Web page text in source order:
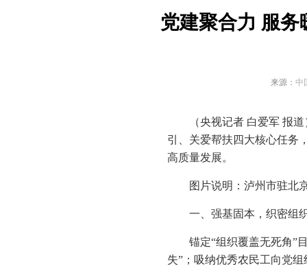
党建聚合力 服
来源： 中
（央视记者 白爱军 报
引、关爱帮扶四大核心任务
高质量发展。
图片说明：泸州市驻北
一、强基固本，织密组
锚定“组织覆盖无死角”
失”；吸纳优秀农民工向党